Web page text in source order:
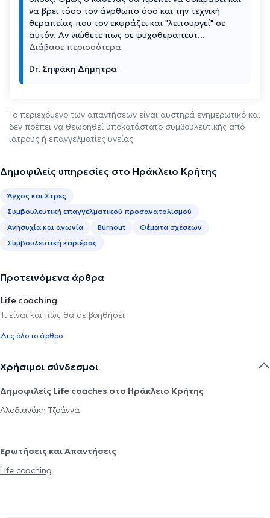
να βρει τόσο τον άνρθωπο όσο και την τεχνική
θεραπείας που τον εκφράζει και "λειτουργεί" σε
αυτόν. Αν νιώθετε πως σε ψυχοθεραπευτ...
Διάβασε περισσότερα
Dr. Σηφάκη Δήμητρα
Το περιεχόμενο των απαντήσεων είναι αυστηρά ενημερωτικό και
δεν πρέπει να θεωρηθεί υποκατάστατο συμβουλευτικής από
ιατρούς ή επαγγελματίες υγείας
Δημοφιλείς υπηρεσίες στο Ηράκλειο Κρήτης
Άγχος και Στρες
Συμβουλευτική επαγγελματικού προσανατολισμού
Ανησυχία και αγωνία
Burnout
Θέματα σχέσεων
Συμβουλευτική καριέρας
Προτεινόμενα άρθρα
Life coaching
Τι είναι και πώς θα σε βοηθήσει
Δες όλο το άρθρο
Χρήσιμοι σύνδεσμοι
Δημοφιλείς Life coaches στο Ηράκλειο Κρήτης
Αλοδιανάκη Τζοάννα
Ερωτήσεις και Απαντήσεις
Life coaching